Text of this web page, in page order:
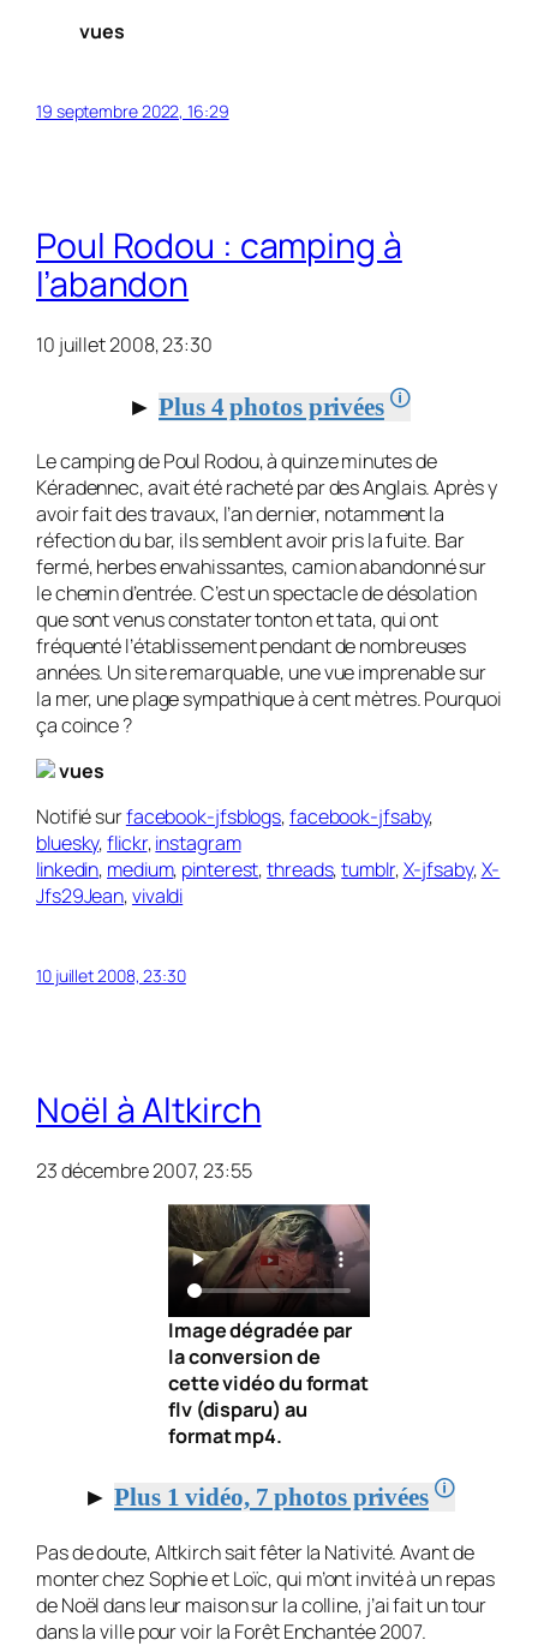
vues
19 septembre 2022, 16:29
Poul Rodou : camping à
l’abandon
10 juillet 2008, 23:30
►Plus 4 photos privées 🛈
Le camping de Poul Rodou, à quinze minutes de
Kéradennec, avait été ra­cheté par des Anglais. Après y
avoir fait des travaux, l’an dernier, notamment la
réfection du bar, ils semblent avoir pris la fuite. Bar
fermé, herbes envahis­santes, camion abandonné sur
le chemin d’entrée. C’est un spectacle de dé­solation
que sont venus constater tonton et tata, qui ont
fréquenté l’établis­sement pendant de nombreuses
années. Un site remarquable, une vue im­prenable sur
la mer, une plage sympathique à cent mètres. Pourquoi
ça coince ?
vues
Notifié surfacebook-jfsblogs,facebook-jfsaby,
bluesky,flickr,instagram
linkedin, medium, pinterest,threads,tumblr,X-jfsaby,X-
Jfs29Jean,vivaldi
10 juillet 2008, 23:30
Noël à Altkirch
23 décembre 2007, 23:55
Image dégradée par
la conversion de
cette vidéo du format
flv (disparu) au
format mp4.
► Plus 1 vidéo, 7 photos privées 🛈
Pas de doute, Altkirch sait fêter la Nativité. Avant de
monter chez Sophie et Loïc, qui m’ont invité à un repas
de Noël dans leur mai­son sur la colline, j’ai fait un tour
dans la ville pour voir la Forêt En­chantée 2007.